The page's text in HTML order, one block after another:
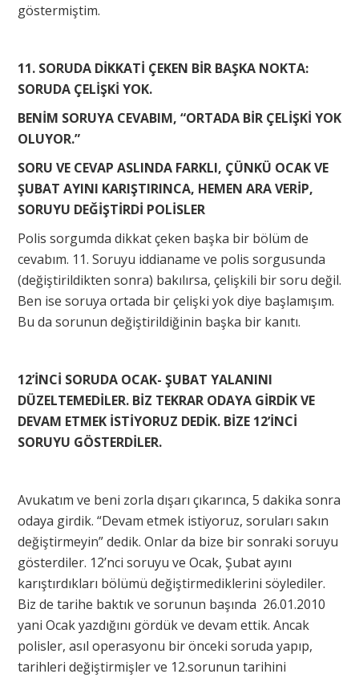
göstermiştim.
11. SORUDA DİKKATİ ÇEKEN BİR BAŞKA NOKTA:
SORUDA ÇELİŞKİ YOK.
BENİM SORUYA CEVABIM, “ORTADA BİR ÇELİŞKİ YOK
OLUYOR.”
SORU VE CEVAP ASLINDA FARKLI, ÇÜNKÜ OCAK VE
ŞUBAT AYINI KARIŞTIRINCA, HEMEN ARA VERİP,
SORUYU DEĞİŞTİRDİ POLİSLER
Polis sorgumda dikkat çeken başka bir bölüm de
cevabım. 11. Soruyu iddianame ve polis sorgusunda
(değiştirildikten sonra) bakılırsa, çelişkili bir soru değil.
Ben ise soruya ortada bir çelişki yok diye başlamışım.
Bu da sorunun değiştirildiğinin başka bir kanıtı.
12’İNCİ SORUDA OCAK- ŞUBAT YALANINI
DÜZELTEMEDİLER. BİZ TEKRAR ODAYA GİRDİK VE
DEVAM ETMEK İSTİYORUZ DEDİK. BİZE 12’İNCİ
SORUYU GÖSTERDİLER.
Avukatım ve beni zorla dışarı çıkarınca, 5 dakika sonra
odaya girdik. “Devam etmek istiyoruz, soruları sakın
değiştirmeyin” dedik. Onlar da bize bir sonraki soruyu
gösterdiler. 12’nci soruyu ve Ocak, Şubat ayını
karıştırdıkları bölümü değiştirmediklerini söylediler.
Biz de tarihe baktık ve sorunun başında 26.01.2010
yani Ocak yazdığını gördük ve devam ettik. Ancak
polisler, asıl operasyonu bir önceki soruda yapıp,
tarihleri değiştirmişler ve 12.sorunun tarihini